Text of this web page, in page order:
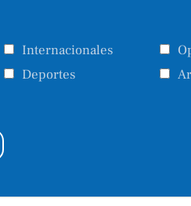
Internacionales
Deportes